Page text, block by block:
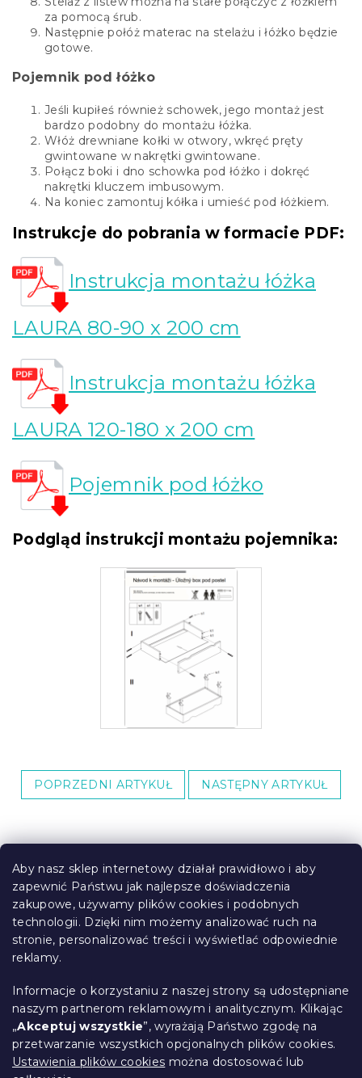
Aby nasz sklep internetowy działał prawidłowo i aby
zapewnić Państwu jak najlepsze doświadczenia
zakupowe, używamy plików cookies i podobnych
technologii. Dzięki nim możemy analizować ruch na
stronie, personalizować treści i wyświetlać odpowiednie
reklamy.
Informacje o korzystaniu z naszej strony są udostępniane
naszym partnerom reklamowym i analitycznym. Klikając
„Akceptuj wszystkie”, wyrażają Państwo zgodę na
przetwarzanie wszystkich opcjonalnych plików cookies.
Ustawienia plików cookies można dostosować lub
za pomocą śrub.
Następnie połóż materac na stelażu i łóżko będzie
gotowe.
Pojemnik pod łóżko
Jeśli kupiłeś również schowek, jego montaż jest
bardzo podobny do montażu łóżka.
Włóż drewniane kołki w otwory, wkręć pręty
gwintowane w nakrętki gwintowane.
Połącz boki i dno schowka pod łóżko i dokręć
nakrętki kluczem imbusowym.
Na koniec zamontuj kółka i umieść pod łóżkiem.
Instrukcje do pobrania w formacie PDF:
Instrukcja montażu łóżka
LAURA 80-90 x 200 cm
Instrukcja montażu łóżka
LAURA 120-180 x 200 cm
Pojemnik pod łóżko
Podgląd instrukcji montażu pojemnika:
POPRZEDNI ARTYKUŁ NASTĘPNY ARTYKUŁ
S
Informacje dla Ciebie
Śledzenie zamówienia
Opcje dostawy
Metody płatności
Reklamacje i zwroty towarów
Kontakt
Regulamin
Ochrona danych osobowych
Kodeks etyczny